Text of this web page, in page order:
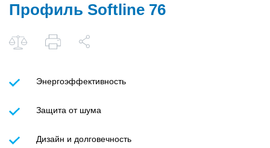
Профиль Softline 76
Энергоэффективность
Защита от шума
Дизайн и долговечность